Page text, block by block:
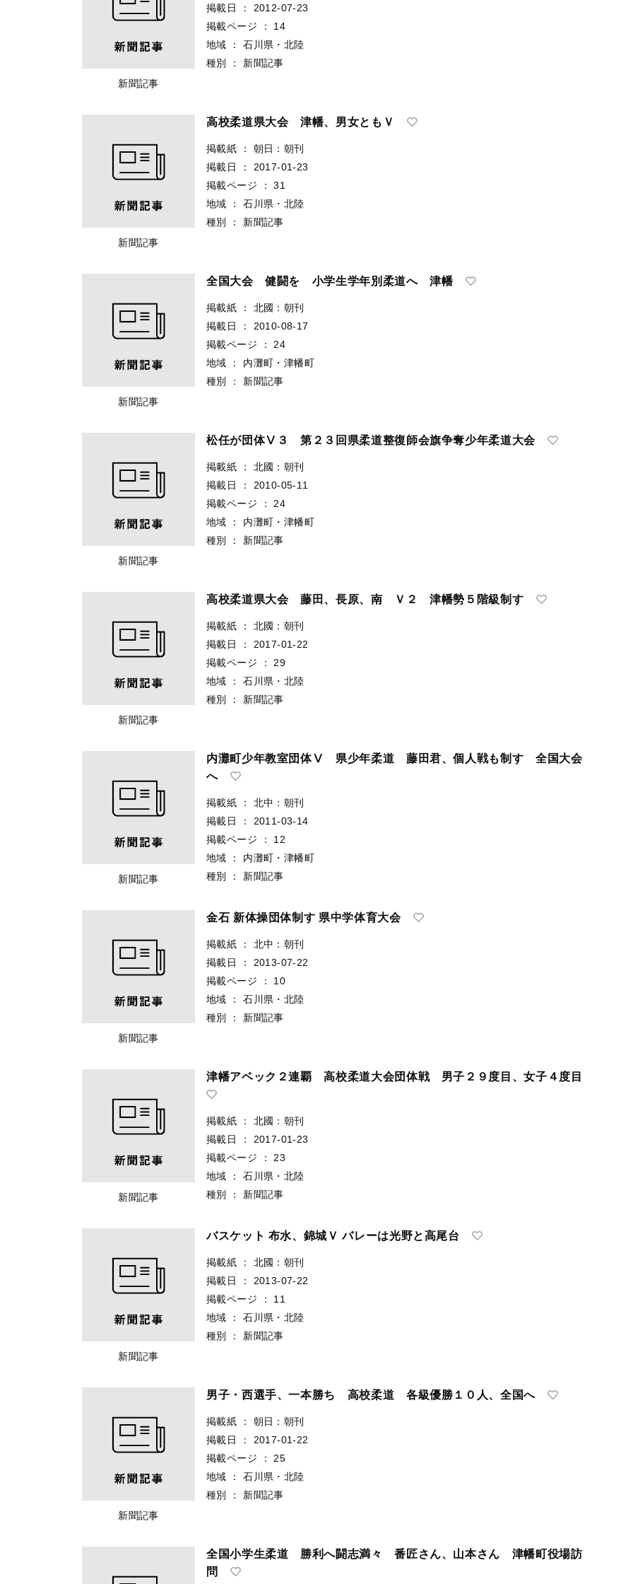
新聞記事
掲載日 ：
2012-07-23
掲載ページ
：
14
地域
：
石川県・北陸
種別
： 新聞記事
新聞記事
高校柔道県大会 津幡、男女ともＶ
掲載紙 ：
朝日：朝刊
掲載日
：
2017-01-23
掲載ページ
：
31
地域
：
石川県・北陸
種別
： 新聞記事
新聞記事
全国大会 健闘を 小学生学年別柔道へ 津幡
掲載紙 ：
北國：朝刊
掲載日
：
2010-08-17
掲載ページ
：
24
地域
：
内灘町・津幡町
種別
： 新聞記事
新聞記事
松任が団体Ⅴ３ 第２３回県柔道整復師会旗争奪少年柔道大会
掲載紙 ：
北國：朝刊
掲載日
：
2010-05-11
掲載ページ
：
24
地域
：
内灘町・津幡町
種別
： 新聞記事
新聞記事
高校柔道県大会 藤田、長原、南 Ｖ２ 津幡勢５階級制す
掲載紙 ：
北國：朝刊
掲載日
：
2017-01-22
掲載ページ
：
29
地域
：
石川県・北陸
種別
： 新聞記事
新聞記事
内灘町少年教室団体Ⅴ 県少年柔道 藤田君、個人戦も制す 全国大会
へ
掲載紙 ：
北中：朝刊
掲載日
：
2011-03-14
掲載ページ
：
12
地域
：
内灘町・津幡町
種別
： 新聞記事
新聞記事
金石 新体操団体制す 県中学体育大会
掲載紙 ：
北中：朝刊
掲載日
：
2013-07-22
掲載ページ
：
10
地域
：
石川県・北陸
種別
： 新聞記事
新聞記事
津幡アベック２連覇 高校柔道大会団体戦 男子２９度目、女子４度目
掲載紙 ：
北國：朝刊
掲載日
：
2017-01-23
掲載ページ
：
23
地域
：
石川県・北陸
種別
： 新聞記事
新聞記事
バスケット 布水、錦城Ｖ バレーは光野と高尾台
掲載紙 ：
北國：朝刊
掲載日
：
2013-07-22
掲載ページ
：
11
地域
：
石川県・北陸
種別
： 新聞記事
新聞記事
男子・西選手、一本勝ち 高校柔道 各級優勝１０人、全国へ
掲載紙 ：
朝日：朝刊
掲載日
：
2017-01-22
掲載ページ
：
25
地域
：
石川県・北陸
種別
： 新聞記事
全国小学生柔道 勝利へ闘志満々 番匠さん、山本さん 津幡町役場訪
問